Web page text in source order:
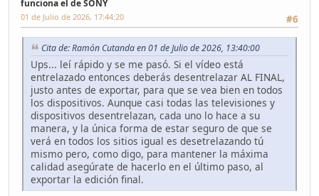
funciona el de SONY
#6
01 de Julio de 2026, 17:44:20
Cita de: Ramón Cutanda en 01 de Julio de 2026, 13:40:00
Ups... leí rápido y se me pasó. Si el vídeo está
entrelazado entonces deberás desentrelazar AL FINAL,
justo antes de exportar, para que se vea bien en todos
los dispositivos. Aunque casi todas las televisiones y
dispositivos desentrelazan, cada uno lo hace a su
manera, y la única forma de estar seguro de que se
verá en todos los sitios igual es desetrelazando tú
mismo pero, como digo, para mantener la máxima
calidad asegúrate de hacerlo en el último paso, al
exportar la edición final.